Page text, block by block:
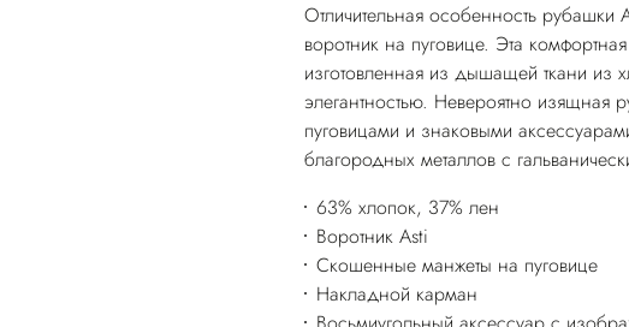
Отличительная особенность рубашки
воротник на пуговице. Эта
изготовленная из дышащей ткани из
элегантностью. Невероятно изящная
пуговицами и знаковыми
благородных металлов с
63% хлопок, 37% лен
Воротник Asti
Скошенные манжеты на пуговице
Накладной карман